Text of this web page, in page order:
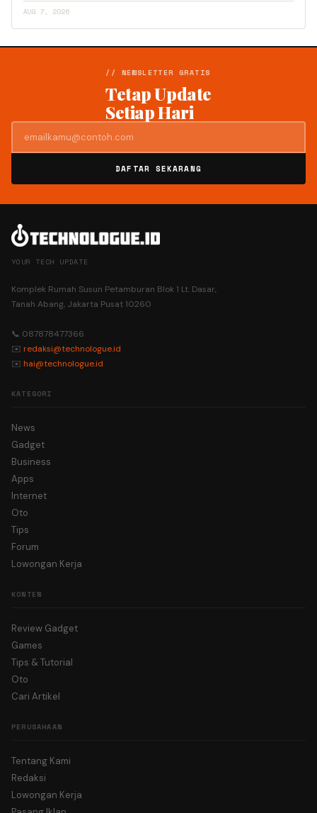
AUG 7, 2026
// NEWSLETTER GRATIS
Tetap Update
Setiap Hari
DAFTAR SEKARANG
YOUR TECH UPDATE
Komplek Rumah Susun Petamburan Blok 1 Lt. Dasar,
Tanah Abang, Jakarta Pusat 10260
📞 087878477366
✉️ redaksi@technologue.id
✉️ hai@technologue.id
KATEGORI
News
Gadget
Business
Apps
Internet
Oto
Tips
Forum
Lowongan Kerja
KONTEN
Review Gadget
Games
Tips & Tutorial
Oto
Cari Artikel
PERUSAHAAN
Tentang Kami
Redaksi
Lowongan Kerja